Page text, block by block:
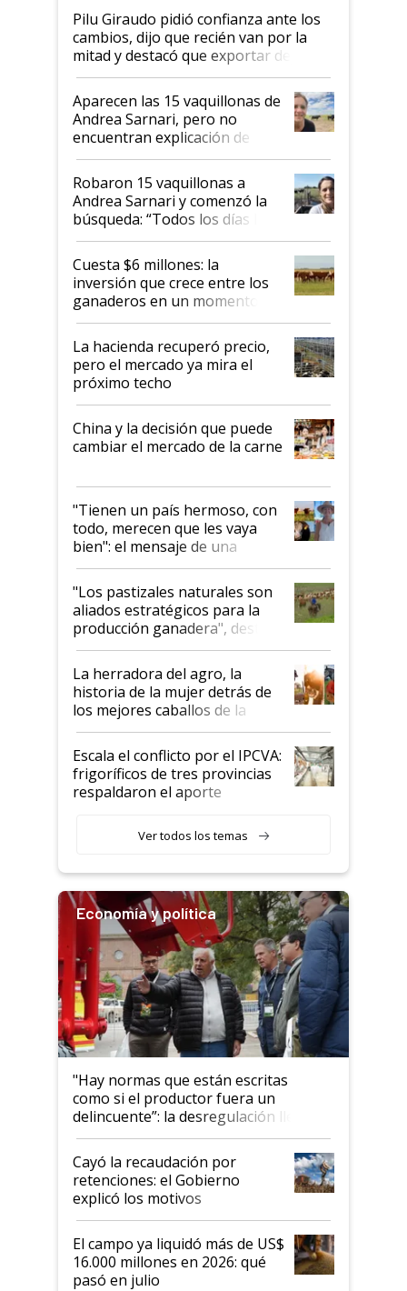
Pilu Giraudo pidió confianza ante los
cambios, dijo que recién van por la
mitad y destacó que exportar dejó de
ser "para unos pocos": "Tenemos un
mandato muy claro del gobierno
nacional"
Aparecen las 15 vaquillonas de
Andrea Sarnari, pero no
encuentran explicación de
cómo llegaron allí
Robaron 15 vaquillonas a
Andrea Sarnari y comenzó la
búsqueda: “Todos los días le
toca a algún productor”
Cuesta $6 millones: la
inversión que crece entre los
ganaderos en un momento
histórico para la actividad
La hacienda recuperó precio,
pero el mercado ya mira el
próximo techo
China y la decisión que puede
cambiar el mercado de la carne
"Tienen un país hermoso, con
todo, merecen que les vaya
bien": el mensaje de una
ganadera uruguaya sobre las
oportunidades que se abren
para el agro en Argentina, con
foco en la carne
"Los pastizales naturales son
aliados estratégicos para la
producción ganadera", destaca
la iniciativa que ya reúne a 46
establecimientos en Argentina
La herradora del agro, la
historia de la mujer detrás de
los mejores caballos de la
Argentina y los mitos que
todavía hacen sufrir a estos
animales: "Mientras me
descalificaban, yo seguí
haciendo currículum"
Escala el conflicto por el IPCVA:
frigoríficos de tres provincias
respaldaron el aporte
Ver todos los temas
Economía y política
"Hay normas que están escritas
como si el productor fuera un
delincuente”: la desregulación llegó
al Congreso Aapresid y hasta se
habló del financiamiento al IPCVA
Cayó la recaudación por
retenciones: el Gobierno
explicó los motivos
El campo ya liquidó más de US$
16.000 millones en 2026: qué
pasó en julio